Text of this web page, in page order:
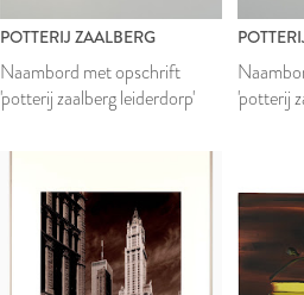
POTTERIJ ZAALBERG
Naambord met opschrift
'potterij zaalberg leiderdorp'
'potterij